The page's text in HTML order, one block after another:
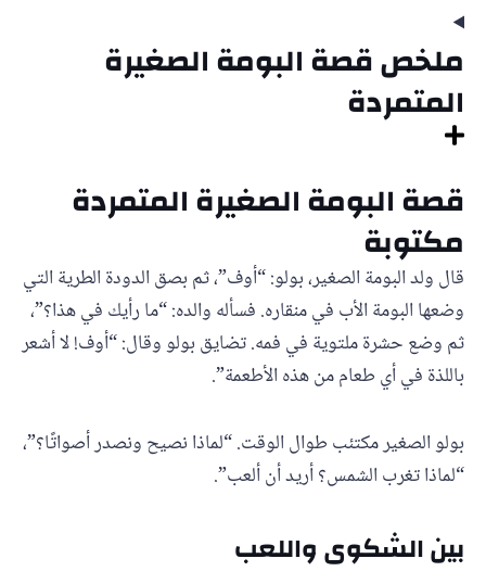
ملخص قصة البومة الصغيرة
المتمردة
قصة البومة الصغيرة المتمردة
مكتوبة
قال ولد البومة الصغير، بولو: “أوف”، ثم بصق الدودة الطرية التي
وضعها البومة الأب في منقاره. فسأله والده: “ما رأيك في هذا؟”،
ثم وضع حشرة ملتوية في فمه. تضايق بولو وقال: “أوف! لا أشعر
باللذة في أي طعام من هذه الأطعمة”.
بولو الصغير مكتئب طوال الوقت. “لماذا نصيح ونصدر أصواتًا؟”،
“لماذا تغرب الشمس؟ أريد أن ألعب”.
بين الشكوى واللعب